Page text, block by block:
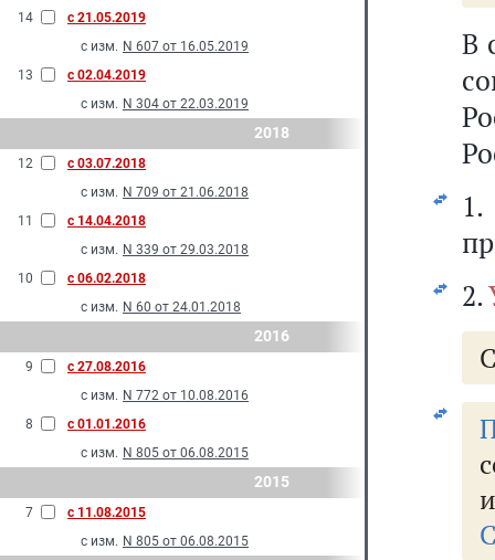
14
с 21.05.2019
с изм. N 607 от 16.05.2019
13
с 02.04.2019
с изм. N 304 от 22.03.2019
2018
12
с 03.07.2018
с изм. N 709 от 21.06.2018
11
с 14.04.2018
с изм. N 339 от 29.03.2018
10
с 06.02.2018
с изм. N 60 от 24.01.2018
2016
9
с 27.08.2016
с изм. N 772 от 10.08.2016
8
с 01.01.2016
с изм. N 805 от 06.08.2015
2015
7
с 11.08.2015
с изм. N 805 от 06.08.2015
В
2.